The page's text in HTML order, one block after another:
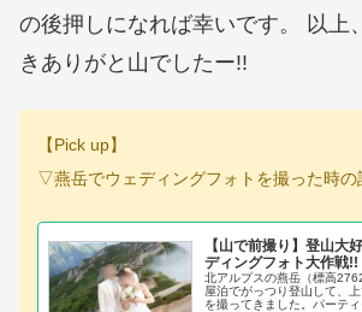
の後押しになれば幸いです。 以上
きありがと山でしたー!!
【Pick up】
▽燕岳でウェディングフォトを撮った時の
【山で前撮り】登山大
ディングフォト大作戦!!
北アルプスの燕岳（標高
屋泊でがっつり登山して、
を撮ってきました。パーテ